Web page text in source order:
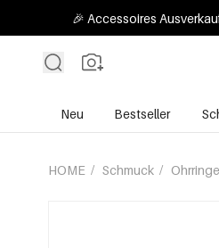
🎉 Accessoires
Neu Bestseller
HOME / Schmuck / Ohrringe